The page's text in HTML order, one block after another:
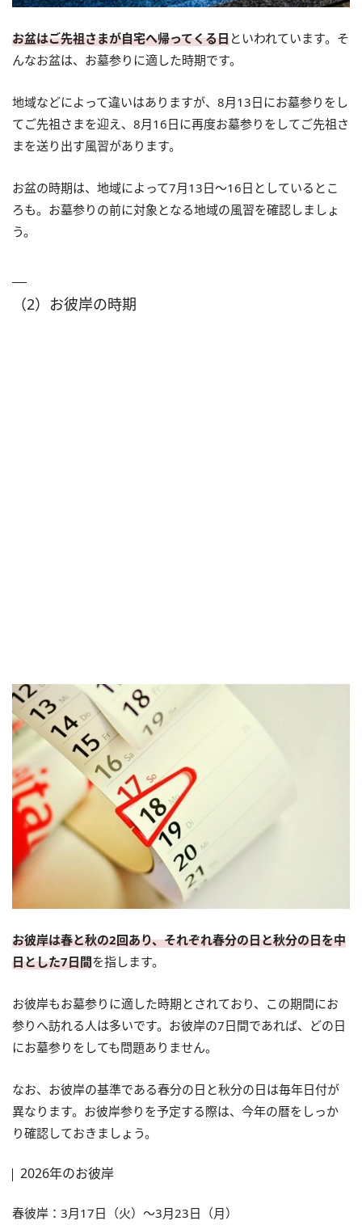
お盆はご先祖さまが自宅へ帰ってくる日といわれています。そ
んなお盆は、お墓参りに適した時期です。
地域などによって違いはありますが、8月13日にお墓参りをし
てご先祖さまを迎え、8月16日に再度お墓参りをしてご先祖さ
まを送り出す風習があります。
お盆の時期は、地域によって7月13日～16日としているとこ
ろも。お墓参りの前に対象となる地域の風習を確認しましょ
う。
（2）お彼岸の時期
お彼岸は春と秋の2回あり、それぞれ春分の日と秋分の日を中
日とした7日間を指します。
お彼岸もお墓参りに適した時期とされており、この期間にお
参りへ訪れる人は多いです。お彼岸の7日間であれば、どの日
にお墓参りをしても問題ありません。
なお、お彼岸の基準である春分の日と秋分の日は毎年日付が
異なります。お彼岸参りを予定する際は、今年の暦をしっか
り確認しておきましょう。
2026年のお彼岸
春彼岸：3月17日（火）～3月23日（月）